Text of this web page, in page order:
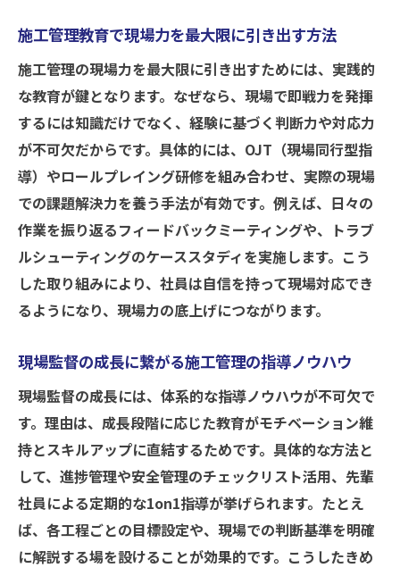
施工管理の基礎力と応用力を同時に育てる
秘訣
新人研修で身につく施工管理の基本とは
建設業新人研修で学ぶ施工管理の基本知識
施工管理の基礎を固める新入社員マニュア
ル活用法
現場監督教育に必要な施工管理研修内容の
要点
施工管理の5大管理を新人に分かりやすく伝
える方法
新入社員研修資料で施工管理の理解を深め
るコツ
響
施工管理の定着率を高める教育の工夫
施工管理の離職率を下げる教育プログラム
の設計法
現場監督のやる気を引き出す施工管理教育
の秘訣
施工管理教育で現場力を最大限に引き出す方法
施工管理の現場力を最大限に引き出すためには、実践的
な教育が鍵となります。なぜなら、現場で即戦力を発揮
するには知識だけでなく、経験に基づく判断力や対応力
が不可欠だからです。具体的には、OJT（現場同行型指
導）やロールプレイング研修を組み合わせ、実際の現場
での課題解決力を養う手法が有効です。例えば、日々の
作業を振り返るフィードバックミーティングや、トラブ
ルシューティングのケーススタディを実施します。こう
した取り組みにより、社員は自信を持って現場対応でき
るようになり、現場力の底上げにつながります。
現場監督の成長に繋がる施工管理の指導ノウハウ
現場監督の成長には、体系的な指導ノウハウが不可欠で
す。理由は、成長段階に応じた教育がモチベーション維
持とスキルアップに直結するためです。具体的な方法と
して、進捗管理や安全管理のチェックリスト活用、先輩
社員による定期的な1on1指導が挙げられます。たとえ
ば、各工程ごとの目標設定や、現場での判断基準を明確
に解説する場を設けることが効果的です。こうしたきめ